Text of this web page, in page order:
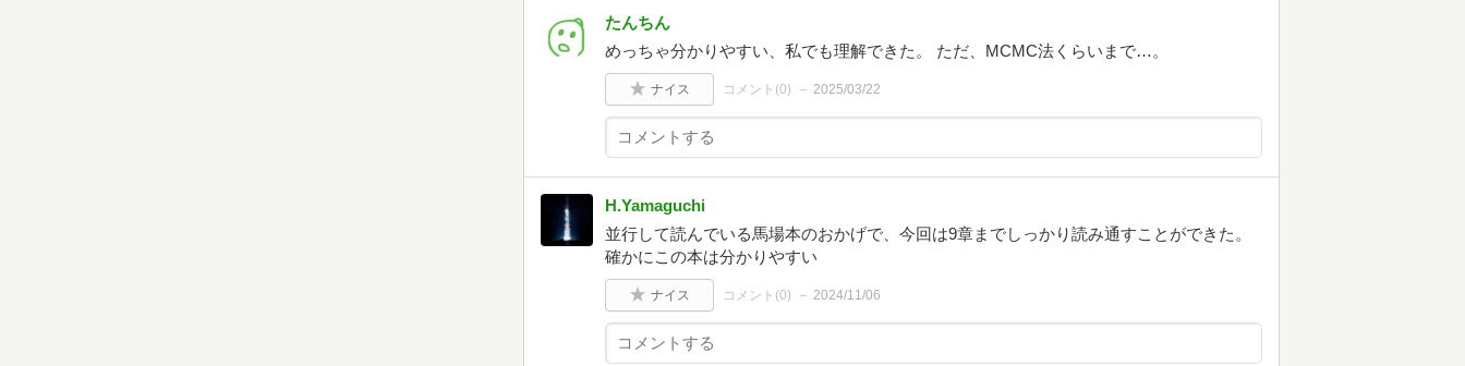
たんちん
めっちゃ分かりやすい、私でも理解できた。 ただ、MCMC法くらいまで…。
ナイス コメント(0) 2025/03/22
H.Yamaguchi
並行して読んでいる馬場本のおかげで、今回は9章までしっかり読み通すことができた。
確かにこの本は分かりやすい
ナイス コメント(0) 2024/11/06